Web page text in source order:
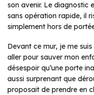
son avenir. Le diagnostic
sans opération rapide, il
simplement hors de
Devant ce mur, je me
aller pour sauver mon
désespoir qu’une porte
aussi surprenant que
proposait de prendre en